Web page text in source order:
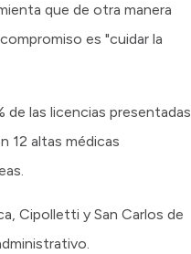
que de otra manera
es "cuidar la
las licencias presentadas
12 altas médicas
Cipolletti y San Carlos de